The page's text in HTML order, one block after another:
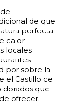
de que
perfecta
calor
locales
por sobre la
el Castillo de
dorados que
ofrecer.